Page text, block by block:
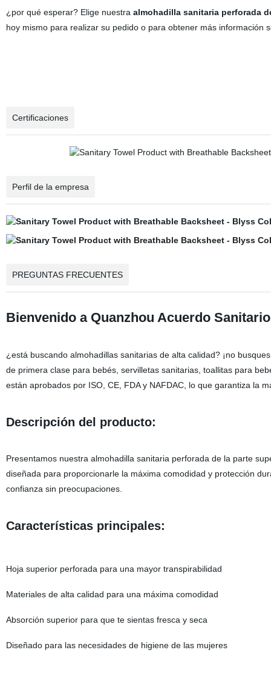
¿por qué esperar? Elige nuestra almohadilla sanitaria perforada
hoy mismo para realizar su pedido o para obtener más
Certificaciones
Perfil de la empresa
PREGUNTAS FRECUENTES
Bienvenido a Quanzhou Acuerdo
¿está buscando almohadillas sanitarias de alta calidad? ¡no
de primera clase para bebés, servilletas sanitarias, toallitas para
están aprobados por ISO, CE, FDA y NAFDAC, lo que garantiza la
Descripción del producto:
Presentamos nuestra almohadilla sanitaria perforada de la parte
diseñada para proporcionarle la máxima comodidad y protección
confianza sin preocupaciones.
Características principales:
Hoja superior perforada para una mayor transpirabilidad
Materiales de alta calidad para una máxima comodidad
Absorción superior para que te sientas fresca y seca
Diseñado para las necesidades de higiene de las mujeres